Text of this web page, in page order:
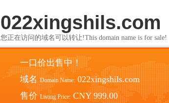
022xingshils.com
您正在访问的域名可以转让!This domain name is for sale!
一口价出售中！
域名 Domain Name: 022xingshils.com
售价 Listing Price: CNY 999.00